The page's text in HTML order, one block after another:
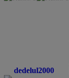
dedelul2000